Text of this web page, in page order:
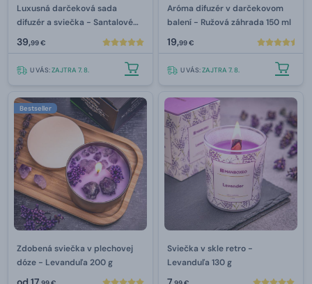
Luxusná darčeková sada
difuzér a sviečka - Santalové
drevo & Pomaranč
39,99 €
U VÁS:ZAJTRA 7. 8.
Aróma difuzér v darčekovom
balení - Ružová záhrada 150 ml
19,99 €
U VÁS:ZAJTRA 7. 8.
Bestseller
Zdobená sviečka v plechovej
dóze - Levanduľa 200 g
Sviečka v skle retro -
Levanduľa 130 g